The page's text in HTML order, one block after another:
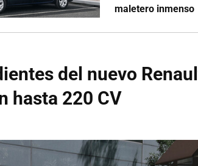
maletero inmenso
del nuevo
hasta 220 CV